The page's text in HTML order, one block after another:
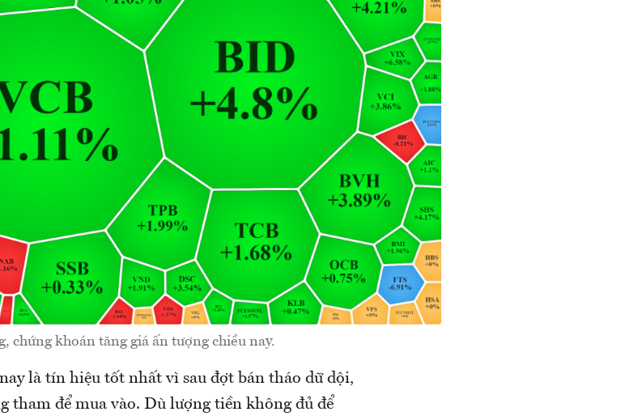
chứng khoán tăng giá ấn tượng chiều nay.
là tín hiệu tốt nhất vì sau đợt bán tháo dữ dội,
để mua vào. Dù lượng tiền không đủ để